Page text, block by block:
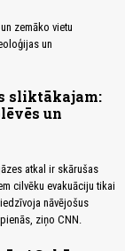
zemāko vietu
un
sliktākajam:
un
atkal ir skārušas
cilvēku evakuāciju tikai
nāvējošus
ziņo CNN.